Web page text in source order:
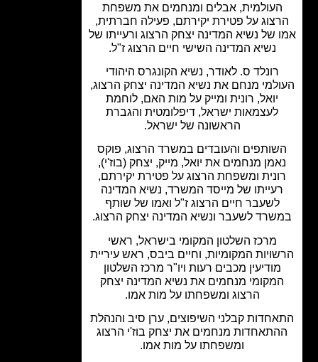
אבלים ומנחמים את משפחת
על פטירת יקירתם, פעילה חברתית,
של נשיא המדינה יצחק הרצוג ורעייתו של
נשיא המדינה השישי חיים הרצוג ז"ל.
רונלד ס. לאודר, נשיא הקונגרס היהודי
מנחם את נשיא המדינה יצחק הרצוג,
יואל, רונית ומייק על מות האם, לוחמת
לעצמאות ישראל, דיפלומטית והגברת
הראשונה של ישראל.
והעובדים במשרד הרצוג, פוקס
מנחמים את יואל, מייק, יצחק (בוז'י),
ומשפחת הרצוג על פטירת יקירתם,
של מייסד המשרד, נשיא המדינה
לשעבר חיים הרצוג ז"ל ואמו של שותף
לשעבר ונשיא המדינה יצחק הרצוג.
מרכז השלטון המקומי בישראל, ראשי
המקומיות, וחיים ביבס, ראש עיריית
מודיעין מכבים רעות ויו"ר מרכז השלטון
מנחמים את נשיא המדינה יצחק
הרצוג ומשפחתו על מות אמו.
קבלני השיפוצים, ערן סיב והנהלת
מנחמים את יצחק בוז'י הרצוג
ומשפחתו על מות אמו.